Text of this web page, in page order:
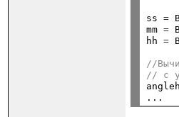
ss =
mm =
hh =
//
// с